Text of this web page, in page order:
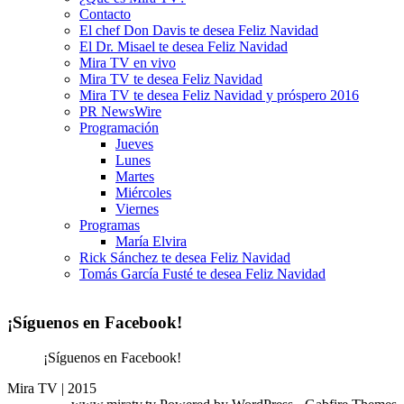
Contacto
El chef Don Davis te desea Feliz Navidad
El Dr. Misael te desea Feliz Navidad
Mira TV en vivo
Mira TV te desea Feliz Navidad
Mira TV te desea Feliz Navidad y próspero 2016
PR NewsWire
Programación
Jueves
Lunes
Martes
Miércoles
Viernes
Programas
María Elvira
Rick Sánchez te desea Feliz Navidad
Tomás García Fusté te desea Feliz Navidad
¡Síguenos en Facebook!
¡Síguenos en Facebook!
Mira TV | 2015